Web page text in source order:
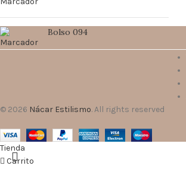
Bolso 094
© 2026 Nácar Estilismo. All rights reserved
Tienda
Carrito